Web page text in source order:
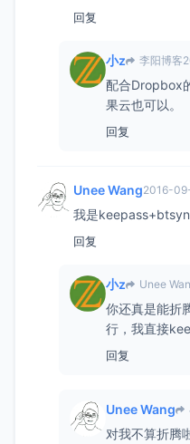
回复
小z 李阳博客
配合Dropbox
果云也可以。
回复
Unee Wang2016-
我是
回复
小z Unee
你还真是能折
行，我直接
回复
Unee Wang
对我不算折腾